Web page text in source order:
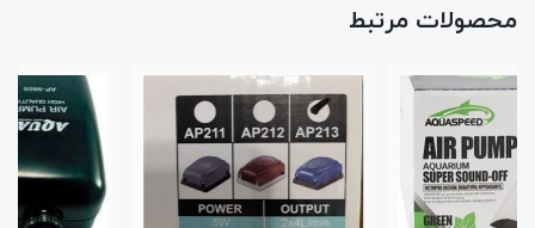
محصولات مرتبط